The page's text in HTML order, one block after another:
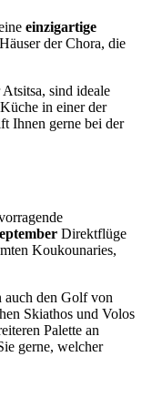
einzigartige
der Chora, die
sind ideale
in einer der
Ihnen gerne bei der
Direktflüge
Koukounaries,
auch den Golf von
Skiathos und Volos
Palette an
gerne, welcher